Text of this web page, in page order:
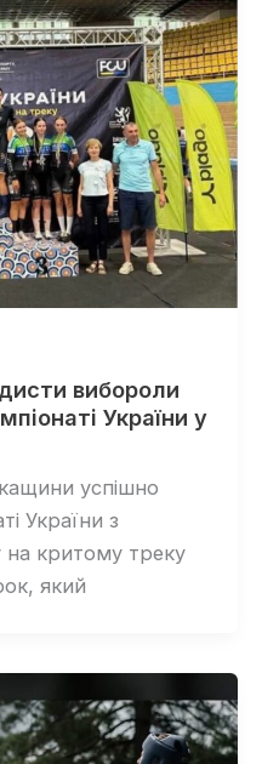
вибороли
України у
успішно
України з
на критому треку
який